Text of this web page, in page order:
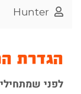
Hunter
הגדרת
לפני